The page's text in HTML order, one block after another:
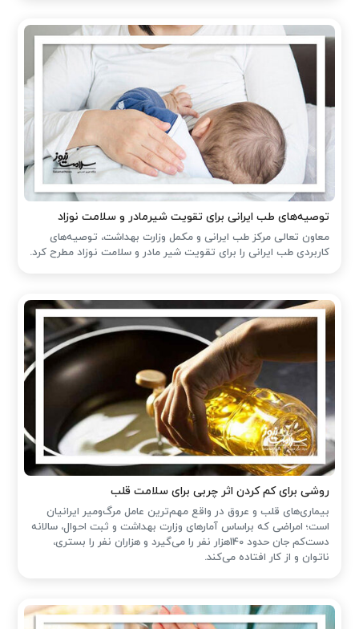
توصیه‌های طب ایرانی برای تقویت شیرمادر و سلامت نوزاد
معاون تعالی مرکز طب ایرانی و مکمل وزارت بهداشت، توصیه‌های
کاربردی طب ایرانی را برای تقویت شیر مادر و سلامت نوزاد مطرح کرد.
روشی برای کم کردن اثر چربی برای سلامت قلب
بیماری‌های قلب و عروق در واقع مهم‌ترین عامل مرگ‌ومیر ایرانیان
است؛ امراضی که براساس آمارهای وزارت بهداشت و ثبت احوال، سالانه
دست‌کم جان حدود 140هزار نفر را می‌گیرد و هزاران نفر را بستری،
ناتوان و از کار افتاده می‌کند.